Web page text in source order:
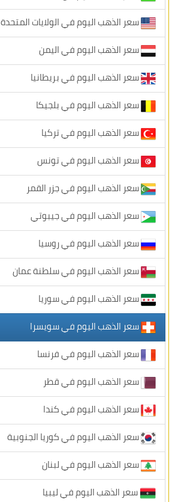
سعر الذهب اليوم في الولايات المتحدة
سعر الذهب اليوم في اليمن
سعر الذهب اليوم في بريطانيا
سعر الذهب اليوم في بلجيكا
سعر الذهب اليوم في تركيا
سعر الذهب اليوم في تونس
سعر الذهب اليوم في جزر القمر
سعر الذهب اليوم في جيبوتي
سعر الذهب اليوم في روسيا
سعر الذهب اليوم في سلطنة عمان
سعر الذهب اليوم في سوريا
سعر الذهب اليوم في سويسرا
سعر الذهب اليوم في فرنسا
سعر الذهب اليوم في قطر
سعر الذهب اليوم في كندا
سعر الذهب اليوم في كوريا الجنوبية
سعر الذهب اليوم في لبنان
سعر الذهب اليوم في ليبيا